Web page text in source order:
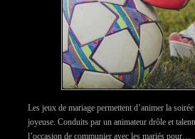
Les jeux de mariage permettent d’animer la
joyeuse. Conduits par un animateur drôle et
l’occasion de communier avec les mariés pour…